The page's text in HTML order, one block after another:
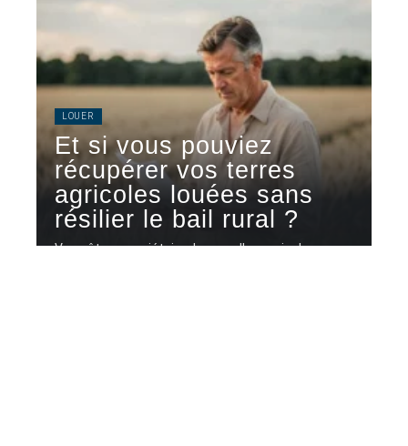
LOUER
Et si vous pouviez
récupérer vos terres
agricoles louées sans
résilier le bail rural ?
Vous êtes propriétaire de parcelles agricoles